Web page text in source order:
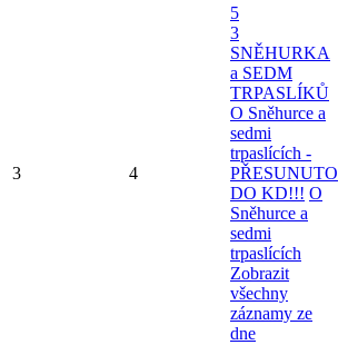
3 4
5
3
SNĚHURKA
a SEDM
TRPASLÍKŮ
O Sněhurce a
sedmi
trpaslících -
PŘESUNUTO
DO KD!!! O
Sněhurce a
sedmi
trpaslících
Zobrazit
všechny
záznamy ze
dne